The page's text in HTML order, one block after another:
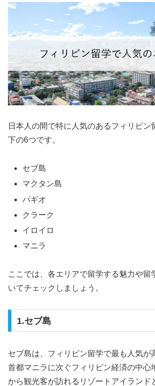
日本人の間で特に人気のあるフィリピン
下の6つです。
セブ島
マクタン島
パギオ
クラーク
イロイロ
マニラ
ここでは、各エリアで留学する魅力や留
いてチェックしましょう。
1.セブ島
セブ島は、フィリピン留学で最も人気が
首都マニラに次ぐフィリピン経済の中心
から観光客が訪れるリゾートアイランド